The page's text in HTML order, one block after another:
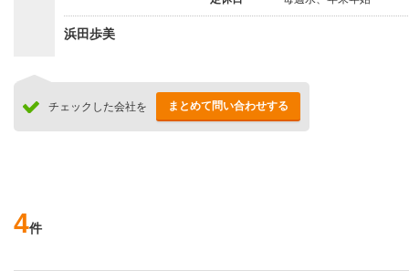
浜田歩美
チェックした会社を まとめて問い合わせする
4件